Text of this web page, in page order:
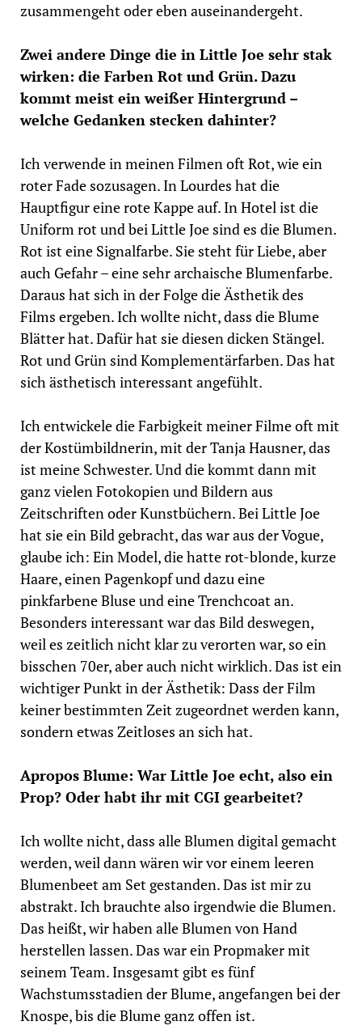
zusammengeht oder eben auseinandergeht.
Zwei andere Dinge die in Little Joe sehr stak
wirken: die Farben Rot und Grün. Dazu
kommt meist ein weißer Hintergrund –
welche Gedanken stecken dahinter?
Ich verwende in meinen Filmen oft Rot, wie ein
roter Fade sozusagen. In Lourdes hat die
Hauptfigur eine rote Kappe auf. In Hotel ist die
Uniform rot und bei Little Joe sind es die Blumen.
Rot ist eine Signalfarbe. Sie steht für Liebe, aber
auch Gefahr – eine sehr archaische Blumenfarbe.
Daraus hat sich in der Folge die Ästhetik des
Films ergeben. Ich wollte nicht, dass die Blume
Blätter hat. Dafür hat sie diesen dicken Stängel.
Rot und Grün sind Komplementärfarben. Das hat
sich ästhetisch interessant angefühlt.
Ich entwickele die Farbigkeit meiner Filme oft mit
der Kostümbildnerin, mit der Tanja Hausner, das
ist meine Schwester. Und die kommt dann mit
ganz vielen Fotokopien und Bildern aus
Zeitschriften oder Kunstbüchern. Bei Little Joe
hat sie ein Bild gebracht, das war aus der Vogue,
glaube ich: Ein Model, die hatte rot-blonde, kurze
Haare, einen Pagenkopf und dazu eine
pinkfarbene Bluse und eine Trenchcoat an.
Besonders interessant war das Bild deswegen,
weil es zeitlich nicht klar zu verorten war, so ein
bisschen 70er, aber auch nicht wirklich. Das ist ein
wichtiger Punkt in der Ästhetik: Dass der Film
keiner bestimmten Zeit zugeordnet werden kann,
sondern etwas Zeitloses an sich hat.
Apropos Blume: War Little Joe echt, also ein
Prop? Oder habt ihr mit CGI gearbeitet?
Ich wollte nicht, dass alle Blumen digital gemacht
werden, weil dann wären wir vor einem leeren
Blumenbeet am Set gestanden. Das ist mir zu
abstrakt. Ich brauchte also irgendwie die Blumen.
Das heißt, wir haben alle Blumen von Hand
herstellen lassen. Das war ein Propmaker mit
seinem Team. Insgesamt gibt es fünf
Wachstumsstadien der Blume, angefangen bei der
Knospe, bis die Blume ganz offen ist.